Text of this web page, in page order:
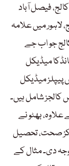
فیصل آباد
لاہور میں علامہ
جو اب جے
میڈیکل
پیپلز میڈیکل
کالجز شامل ہیں۔
بھٹو نے
صحت، تحصیل
دی۔ مثال کے